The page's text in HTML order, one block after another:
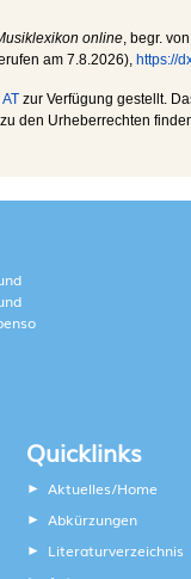
online, begr.
am 7.8.2026), https://
zur Verfügung gestellt.
den Urheberrechten
Quicklinks
Aktuelles/Home
Abkürzungen
Literaturverzeichnis